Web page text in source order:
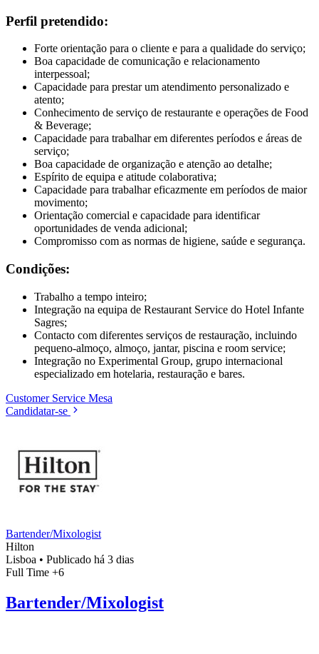
Perfil pretendido:
Forte orientação para o cliente e para a qualidade do serviço;
Boa capacidade de comunicação e relacionamento
interpessoal;
Capacidade para prestar um atendimento personalizado e
atento;
Conhecimento de serviço de restaurante e operações de Food
& Beverage;
Capacidade para trabalhar em diferentes períodos e áreas de
serviço;
Boa capacidade de organização e atenção ao detalhe;
Espírito de equipa e atitude colaborativa;
Capacidade para trabalhar eficazmente em períodos de maior
movimento;
Orientação comercial e capacidade para identificar
oportunidades de venda adicional;
Compromisso com as normas de higiene, saúde e segurança.
Condições:
Trabalho a tempo inteiro;
Integração na equipa de Restaurant Service do Hotel Infante
Sagres;
Contacto com diferentes serviços de restauração, incluindo
pequeno-almoço, almoço, jantar, piscina e room service;
Integração no Experimental Group, grupo internacional
especializado em hotelaria, restauração e bares.
Customer Service Mesa
Candidatar-se
Bartender/Mixologist
Hilton
Lisboa • Publicado há 3 dias
Full Time +6
Bartender/Mixologist